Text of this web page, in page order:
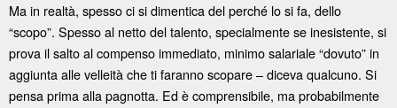
Ma in realtà, spesso ci si dimentica del perché lo si fa, dello
“scopo”. Spesso al netto del talento, specialmente se inesistente, si
prova il salto al compenso immediato, minimo salariale “dovuto” in
aggiunta alle velleità che ti faranno scopare – diceva qualcuno. Si
pensa prima alla pagnotta. Ed è comprensibile, ma probabilmente